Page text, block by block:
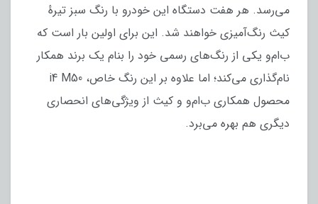
می‌رسد. هر هفت دستگاه این خودرو با رنگ سبز تیرهٔ
کیث رنگ‌آمیزی خواهند شد. این برای اولین بار است که
ب‌ام‌و یکی از رنگ‌های رسمی خود را بنام یک برند همکار
نام‌گذاری می‌کند؛ اما علاوه بر این رنگ خاص، i4 M50
محصول همکاری ب‌ام‌و و کیث از ویژگی‌های انحصاری
دیگری هم بهره می‌برد.